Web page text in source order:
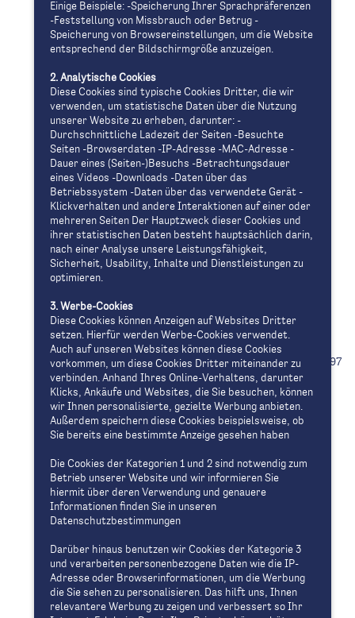
Schulberatung
Beratungslehrkraft der Schule
Jugendsozialarbeit an Schulen
Informationen zum Übertritt
Informationen zur Wahlpflichtfächergruppenwahl
Schulleben
Religiöses Leben und Schulpastoral an der MRS der
Zisterzienserinnen Waldsassen
Partnerschulen
MINT
EU-Projekt 2018/2019
Schulfamilie
Schulträger
Mitarbeiter in der Schulleitung
Lehrerkollegium
Schulverwaltung
Förderverein Waldsassener Kreis e. V. - im Jahre 1997
auf Initiative von Frau Äbtissin und engagierten
Eltern gegründet!
Ganztagsschule
Termine
Informationen
Kontakt
Kontakt
Sprechzeiten online buchbar
Impressum
Datenschutz
Einige Beispiele: -Speicherung Ihrer Sprachpräferenzen
-Feststellung von Missbrauch oder Betrug -
Speicherung von Browsereinstellungen, um die Website
entsprechend der Bildschirmgröße anzuzeigen.
2. Analytische Cookies
Diese Cookies sind typische Cookies Dritter, die wir
verwenden, um statistische Daten über die Nutzung
unserer Website zu erheben, darunter: -
Durchschnittliche Ladezeit der Seiten -Besuchte
Seiten -Browserdaten -IP-Adresse -MAC-Adresse -
Dauer eines (Seiten-)Besuchs -Betrachtungsdauer
eines Videos -Downloads -Daten über das
Betriebssystem -Daten über das verwendete Gerät -
Klickverhalten und andere Interaktionen auf einer oder
mehreren Seiten Der Hauptzweck dieser Cookies und
ihrer statistischen Daten besteht hauptsächlich darin,
nach einer Analyse unsere Leistungsfähigkeit,
Sicherheit, Usability, Inhalte und Dienstleistungen zu
optimieren.
3. Werbe-Cookies
Diese Cookies können Anzeigen auf Websites Dritter
setzen. Hierfür werden Werbe-Cookies verwendet.
Auch auf unseren Websites können diese Cookies
vorkommen, um diese Cookies Dritter miteinander zu
verbinden. Anhand Ihres Online-Verhaltens, darunter
Klicks, Ankäufe und Websites, die Sie besuchen, können
wir Ihnen personalisierte, gezielte Werbung anbieten.
Außerdem speichern diese Cookies beispielsweise, ob
Sie bereits eine bestimmte Anzeige gesehen haben
Die Cookies der Kategorien 1 und 2 sind notwendig zum
Betrieb unserer Website und wir informieren Sie
hiermit über deren Verwendung und genauere
Informationen finden Sie in unseren
Datenschutzbestimmungen
Darüber hinaus benutzen wir Cookies der Kategorie 3
und verarbeiten personenbezogene Daten wie die IP-
Adresse oder Browserinformationen, um die Werbung
die Sie sehen zu personalisieren. Das hilft uns, Ihnen
relevantere Werbung zu zeigen und verbessert so Ihr